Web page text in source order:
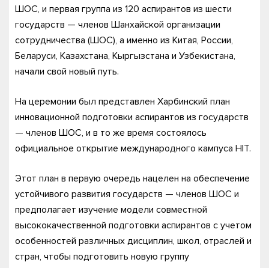
ШОС, и первая группа из 120 аспирантов из шести
государств — членов Шанхайской организации
сотрудничества (ШОС), а именно из Китая, России,
Беларуси, Казахстана, Кыргызстана и Узбекистана,
начали свой новый путь.
На церемонии был представлен Харбинский план
инновационной подготовки аспирантов из государств
— членов ШОС, и в то же время состоялось
официальное открытие международного кампуса HIT.
Этот план в первую очередь нацелен на обеспечение
устойчивого развития государств — членов ШОС и
предполагает изучение модели совместной
высококачественной подготовки аспирантов с учетом
особенностей различных дисциплин, школ, отраслей и
стран, чтобы подготовить новую группу